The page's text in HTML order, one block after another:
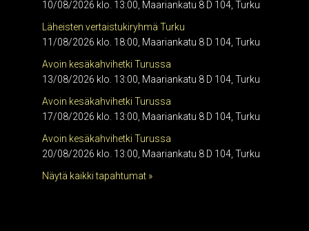
10/08/2026 klo. 13:00, Maariankatu 8 D 104, Turku
Läheisten vertaistukiryhmä Turku
11/08/2026 klo. 18:00, Maariankatu 8 D 104, Turku
Avoin kesäkahvihetki Turussa
13/08/2026 klo. 13:00, Maariankatu 8 D 104, Turku
Avoin kesäkahvihetki Turussa
17/08/2026 klo. 13:00, Maariankatu 8 D 104, Turku
Avoin kesäkahvihetki Turussa
20/08/2026 klo. 13:00, Maariankatu 8 D 104, Turku
Näytä kaikki tapahtumat »